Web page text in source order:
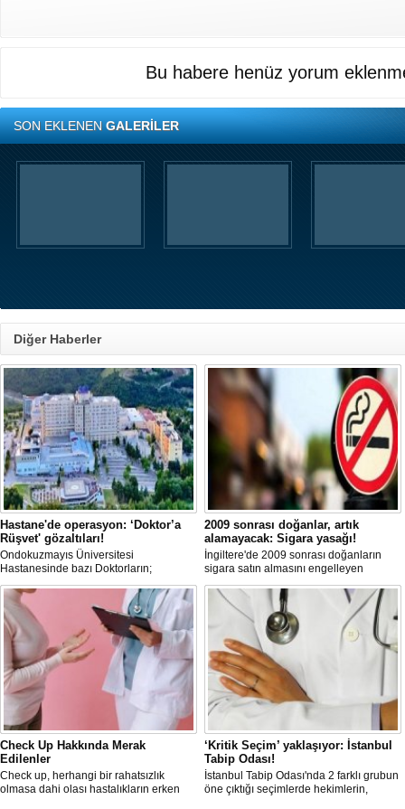
Bu habere henüz yorum
SON EKLENENGALERİLER
Diğer Haberler
Hastane'de operasyon: ‘Doktor’a
Rüşvet' gözaltıları!
Ondokuzmayıs Üniversitesi
Hastanesinde bazı Doktorların;
hastalardan rüşvet aldığı iddiasıyla
başlatılan 'Soruşturma' kapsamında
Samsun ve Ordu’da eş zamanlı
operasyon düzenlendi. Aralarında 4
Doktorun da bulunduğu 18 şüpheli
gözaltına alındı.
2009 sonrası doğanlar, artık
alamayacak: Sigara yasağı!
İngiltere'de 2009 sonrası doğanların
sigara satın almasını engelleyen
düzenleme yürürlüğe girdi.
Check Up Hakkında Merak
Edilenler
Check up, herhangi bir rahatsızlık
olmasa dahi olası hastalıkların erken
‘Kritik Seçim’ yaklaşıyor: İstanbul
Tabip Odası!
İstanbul Tabip Odası'nda 2 farklı grubun
öne çıktığı seçimlerde hekimlerin,